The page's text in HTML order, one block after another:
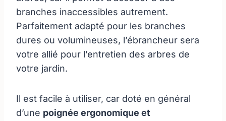
branches inaccessibles autrement.
Parfaitement adapté pour les branches
dures ou volumineuses, l’ébrancheur sera
votre allié pour l’entretien des arbres de
votre jardin.
Il est facile à utiliser, car doté en général
d’une poignée ergonomique et